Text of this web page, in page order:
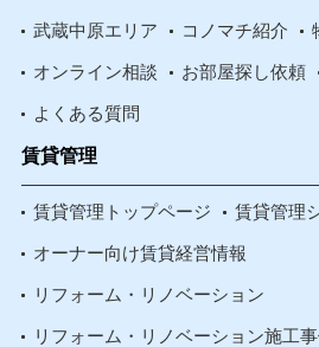
武蔵中原エリア コノマチ紹介
オンライン相談 お部屋探し依頼
よくある質問
賃貸管理
賃貸管理トップページ 賃貸管理
オーナー向け賃貸経営情報
リフォーム・リノベーション
リフォーム・リノベーション施工